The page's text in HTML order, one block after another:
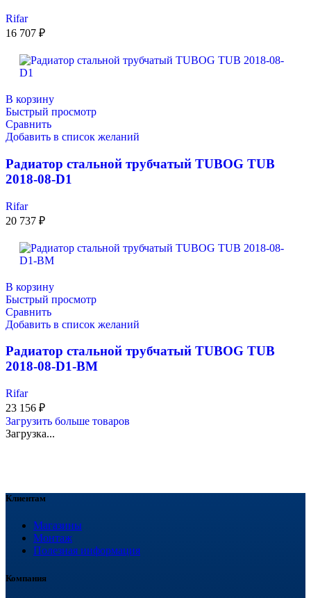
Rifar
16 707 ₽
В корзину
Быстрый просмотр
Сравнить
Добавить в список желаний
Радиатор стальной трубчатый TUBOG TUB
2018-08-D1
Rifar
20 737 ₽
В корзину
Быстрый просмотр
Сравнить
Добавить в список желаний
Радиатор стальной трубчатый TUBOG TUB
2018-08-D1-BM
Rifar
23 156 ₽
Загрузить больше товаров
Загрузка...
Клиентам
Магазины
Монтаж
Полезная информация
Компания